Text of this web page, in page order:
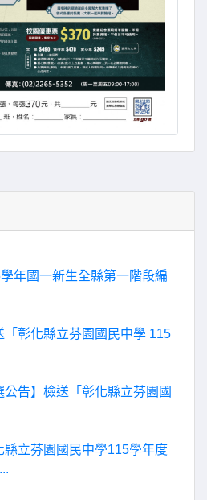
年國一新生全縣第一階段編
「彰化縣立芬園國民中學 115
公告】檢送「彰化縣立芬園國
縣立芬園國民中學115學年度